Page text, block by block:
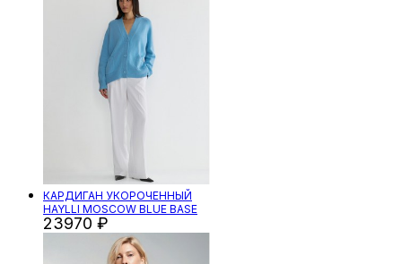
КАРДИГАН УКОРОЧЕННЫЙ
HAYLLI MOSCOW BLUE BASE
23970